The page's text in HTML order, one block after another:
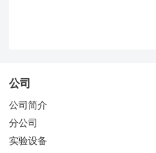
公司
公司简介
分公司
实验设备